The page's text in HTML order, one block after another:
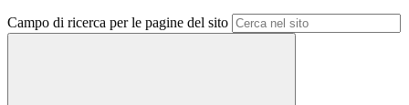
Campo di ricerca per le pagine del sito